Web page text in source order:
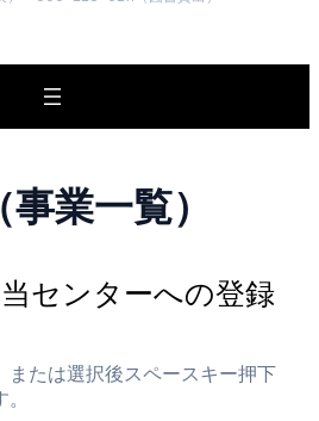
業一覧）
センターへの登録
たは選択後スペースキー押下